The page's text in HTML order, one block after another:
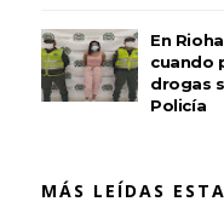
En
cuando
drogas
Policía
MÁS LEÍDAS